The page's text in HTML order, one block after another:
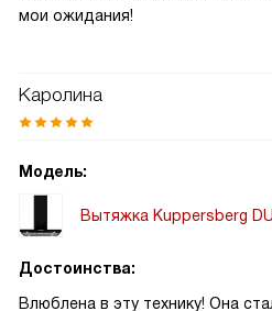
мои ожидания!
Каролина
Модель:
Вытяжка Kuppersberg
Достоинства:
Влюблена в эту технику! Она